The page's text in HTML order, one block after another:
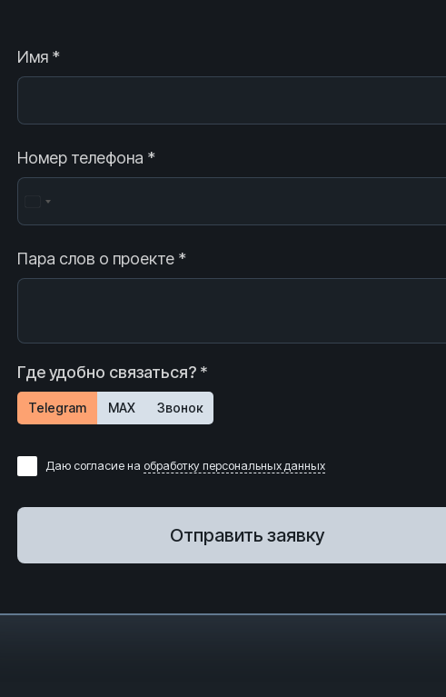
Имя *
Номер телефона *
Пара слов о проекте *
Где удобно связаться? *
Telegram MAX Звонок
Даю согласие на обработку персональных данных
Отправить заявку